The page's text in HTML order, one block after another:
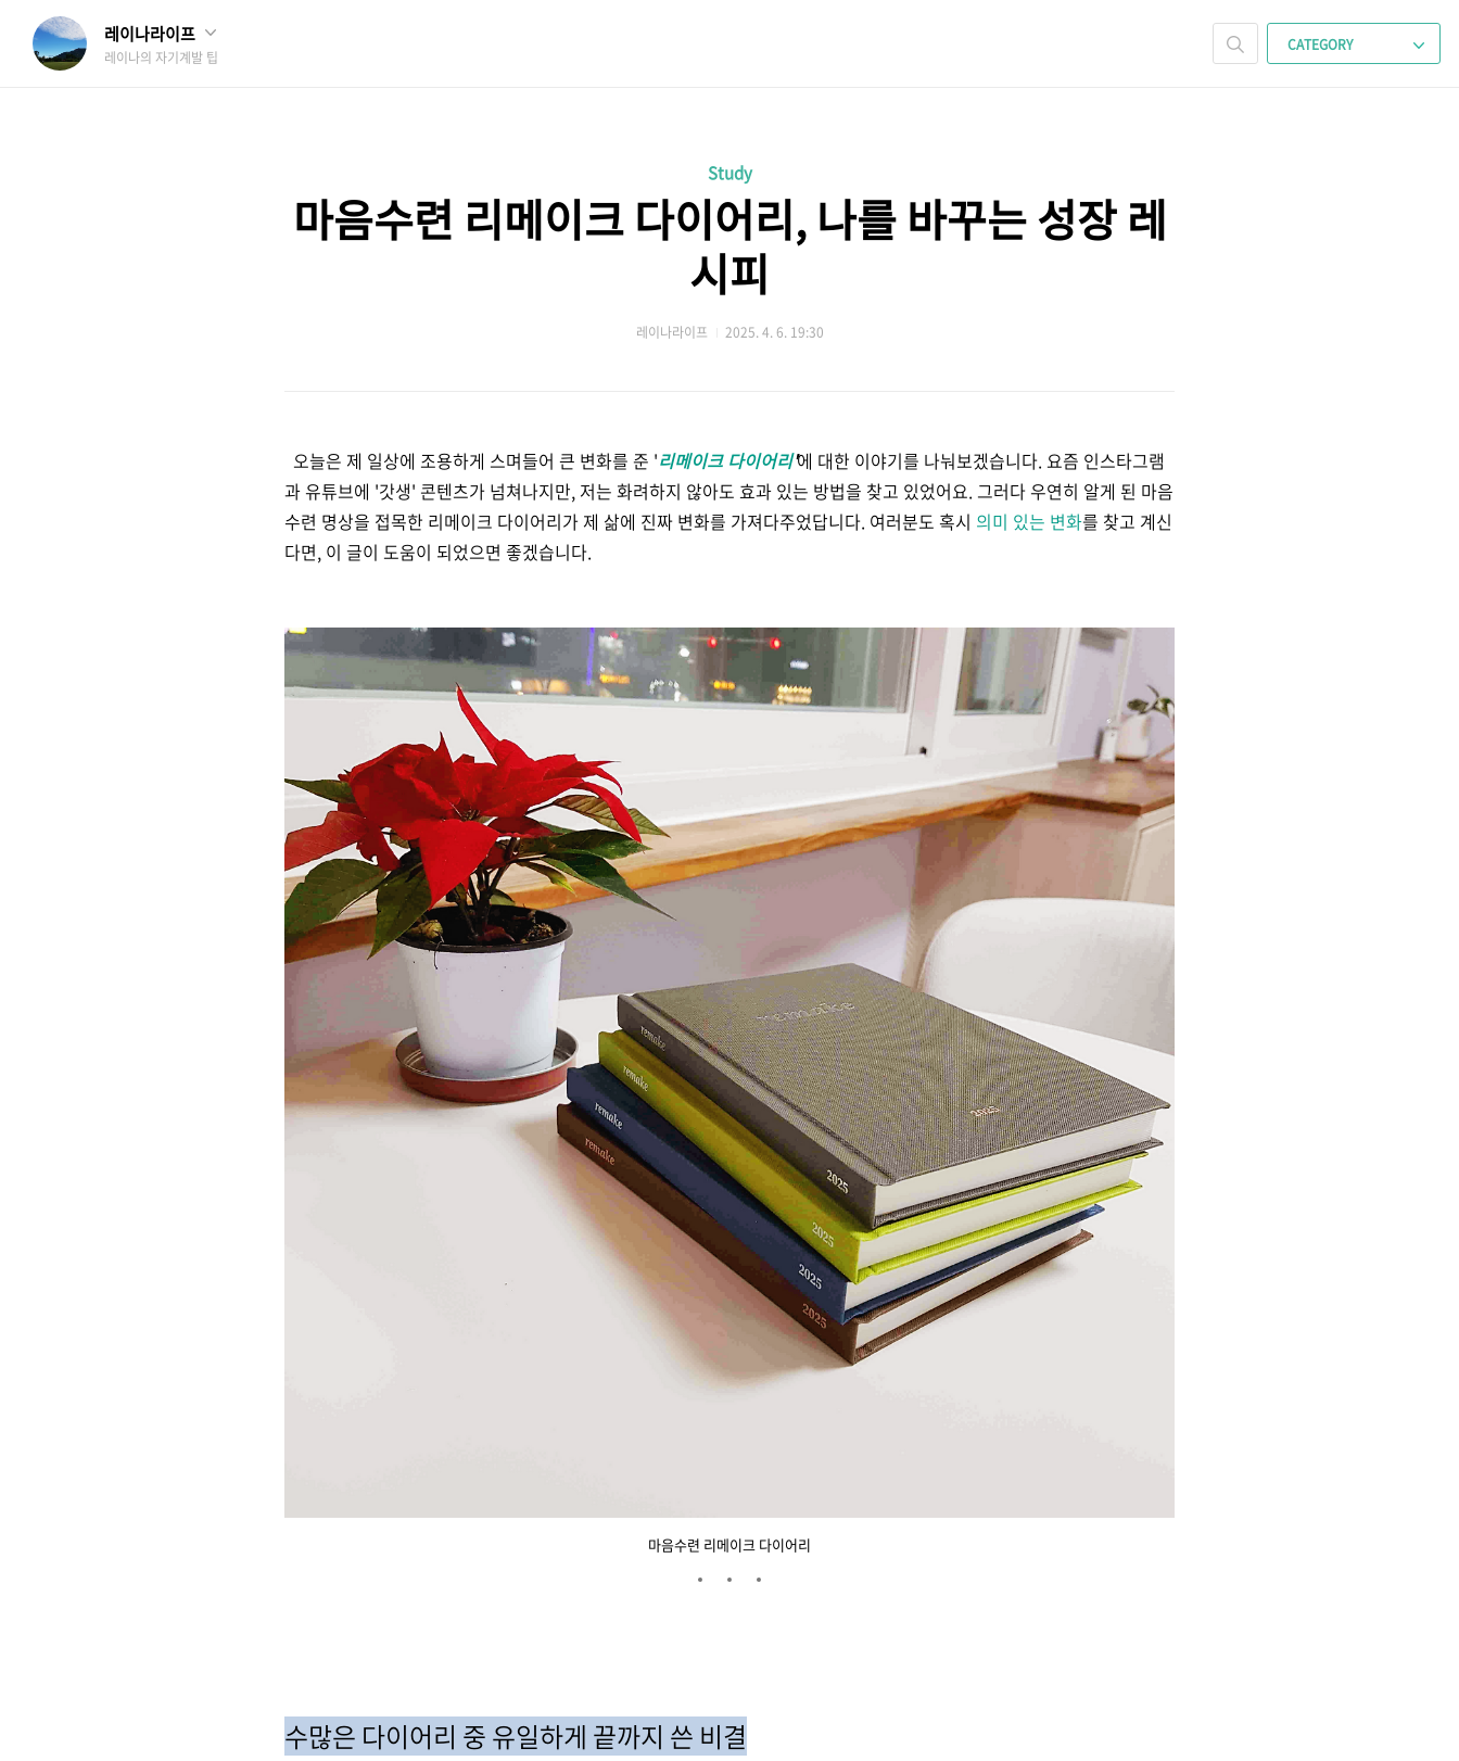
레이나라이프
레이나의 자기계발 팁
CATEGORY
Study
마음수련 리메이크 다이어리, 나를 바꾸는 성장 레
시피
레이나라이프 2025. 4. 6. 19:30
오늘은 제 일상에 조용하게 스며들어 큰 변화를 준 '리메이크 다이어리'에 대한 이야기를 나눠보겠습니다. 요즘 인스타그램
과 유튜브에 '갓생' 콘텐츠가 넘쳐나지만, 저는 화려하지 않아도 효과 있는 방법을 찾고 있었어요. 그러다 우연히 알게 된 마음
수련 명상을 접목한 리메이크 다이어리가 제 삶에 진짜 변화를 가져다주었답니다. 여러분도 혹시 의미 있는 변화를 찾고 계신
다면, 이 글이 도움이 되었으면 좋겠습니다.
마음수련 리메이크 다이어리
수많은 다이어리 중 유일하게 끝까지 쓴 비결